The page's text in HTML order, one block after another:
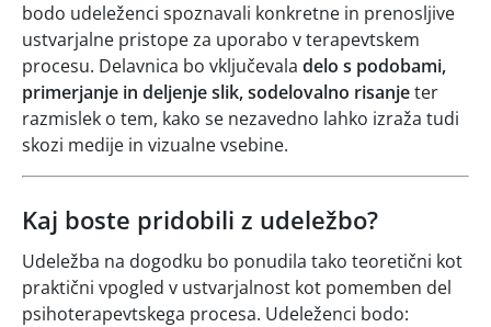
bodo udeleženci spoznavali konkretne in prenosljive
ustvarjalne pristope za uporabo v terapevtskem
procesu. Delavnica bo vključevala delo s podobami,
primerjanje in deljenje slik, sodelovalno risanjeter
razmislek o tem, kako se nezavedno lahko izraža tudi
skozi medije in vizualne vsebine.
Kaj boste pridobili z udeležbo?
Udeležba na dogodku bo ponudila tako teoretični kot
praktični vpogled v ustvarjalnost kot pomemben del
psihoterapevtskega procesa. Udeleženci bodo: